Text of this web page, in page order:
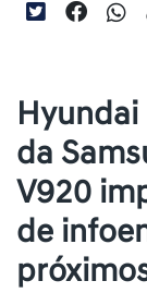
da
V920
de